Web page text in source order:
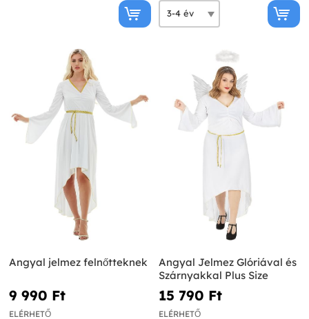
Angyal jelmez felnőtteknek
9 990 Ft‎
ELÉRHETŐ
Angyal Jelmez Glóriával és
Szárnyakkal Plus Size
15 790 Ft‎
ELÉRHETŐ